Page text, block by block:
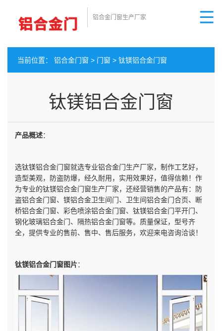
铝合金门窗生产厂家
当前位置： 铝合金门窗 > 门窗 > 钛镁铝合金门窗
钛镁铝合金门窗
产品概述：
选钛镁铝合金门窗就选专业铝合金门生产厂家，制作工艺好，
造型美观，防盗防爆，经久耐用，实用效果好，值得信赖！作
为专业的钛镁铝合金门窗生产厂家，还经营销售的产品有：防
盗铝合金门窗、镁铝合金卫生间门、卫生间铝合金门合页、断
桥铝合金门窗、彩色喷涂铝合金门窗、钛镁铝合金门平开门、
钢化玻璃铝合金门、隔热铝合金门窗等。质量保证，型号齐
全，提供专业的售前、售中、售后服务，欢迎来电咨询洽谈！
钛镁铝合金门窗图片：